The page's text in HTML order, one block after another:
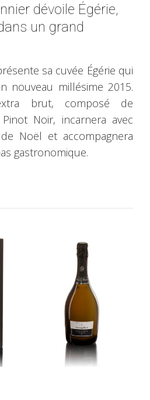
dévoile Égérie,
un grand
sa cuvée Égérie qui
nouveau millésime 2015.
brut, composé de
Noir, incarnera avec
Noël et accompagnera
gastronomique.